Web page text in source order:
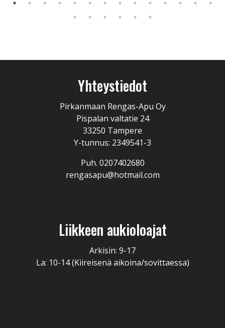
Yhteystiedot
Pirkanmaan Rengas-Apu Oy
Pispalan valtatie 24
33250 Tampere
Y-tunnus: 2349541-3
Puh. 0207402680
rengasapu@hotmail.com
Liikkeen aukioloajat
Arkisin: 9-17
La: 10-14 (Kiireisenä aikoina/sovittaessa)